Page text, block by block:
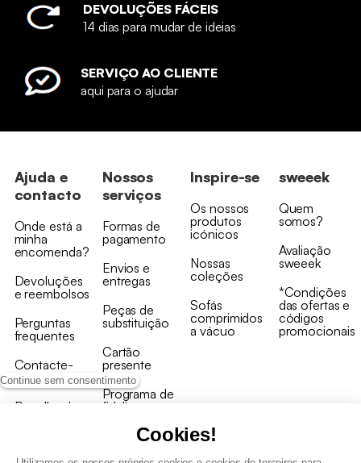
Continue sem consentimento
Cookies!
DEVOLUÇÕES FÁCEIS
14 dias para mudar de ideias
SERVIÇO AO CLIENTE
aqui para o ajudar
Ajuda e
contacto
Onde está a
minha
encomenda?
Devoluções
e reembolsos
Perguntas
frequentes
Contacte-
nos
Recolha de
Nossos
serviços
Formas de
pagamento
Envios e
entregas
Peças de
substituição
Cartão
presente
Programa de
fidelizaçao
Inspire-se
Os nossos
produtos
icónicos
Nossas
coleções
Sofás
comprimidos
a vácuo
sweeek
Quem
somos?
Avaliação
sweeek
*Condições
das ofertas e
códigos
promocionais